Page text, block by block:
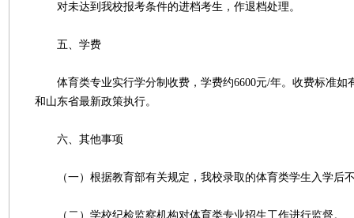
对未达到我校报考条件的进档考生，作退档处理。
五、学费
体育类专业实行学分制收费，学费约6600元/年。收费标准如
和山东省最新政策执行。
六、其他事项
（一）根据教育部有关规定，我校录取的体育类学生入学后
（二）学校纪检监察机构对体育类专业招生工作进行监督。